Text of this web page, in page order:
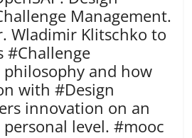
Management.
Wladimir Klitschko to
#Challenge
and how
with #Design
innovation on an
level. #mooc